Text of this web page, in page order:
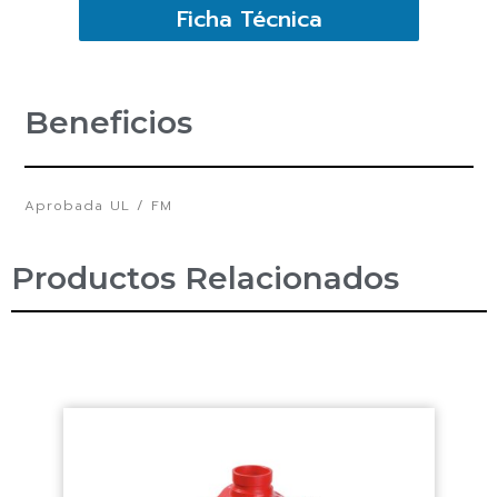
Ficha Técnica
Beneficios
Aprobada UL / FM
Productos Relacionados